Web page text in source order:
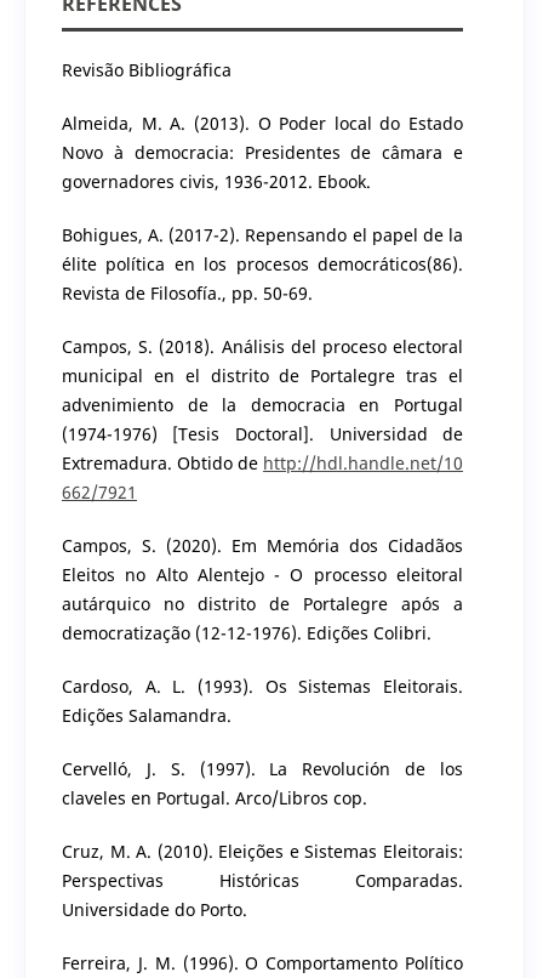
Revisão Bibliográfica
Almeida, M. A. (2013). O Poder local do Estado
Novo à democracia: Presidentes de câmara e
governadores civis, 1936-2012. Ebook.
Bohigues, A. (2017-2). Repensando el papel de la
élite política en los procesos democráticos(86).
Revista de Filosofía., pp. 50-69.
Campos, S. (2018). Análisis del proceso electoral
municipal en el distrito de Portalegre tras el
advenimiento de la democracia en Portugal
(1974-1976) [Tesis Doctoral]. Universidad de
Extremadura. Obtido de http://hdl.handle.net/10
662/7921
Campos, S. (2020). Em Memória dos Cidadãos
Eleitos no Alto Alentejo - O processo eleitoral
autárquico no distrito de Portalegre após a
democratização (12-12-1976). Edições Colibri.
Cardoso, A. L. (1993). Os Sistemas Eleitorais.
Edições Salamandra.
Cervelló, J. S. (1997). La Revolución de los
claveles en Portugal. Arco/Libros cop.
Cruz, M. A. (2010). Eleições e Sistemas Eleitorais:
Perspectivas Históricas Comparadas.
Universidade do Porto.
Ferreira, J. M. (1996). O Comportamento Político